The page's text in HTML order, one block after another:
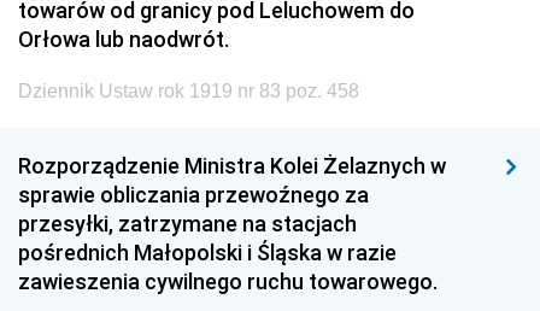
towarów od granicy pod Leluchowem do
Orłowa lub naodwrót.
Dziennik Ustaw rok 1919 nr 83 poz. 458
Rozporządzenie Ministra Kolei Żelaznych w
sprawie obliczania przewoźnego za
przesyłki, zatrzymane na stacjach
pośrednich Małopolski i Śląska w razie
zawieszenia cywilnego ruchu towarowego.